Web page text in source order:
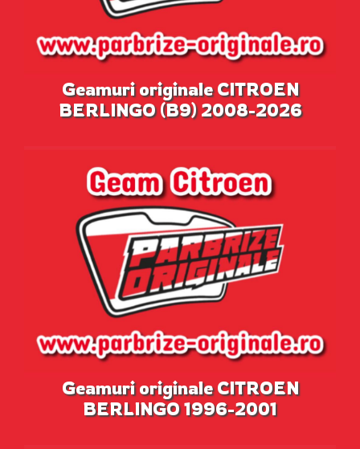
Geamuri originale CITROEN
BERLINGO (B9) 2008-2026
Geamuri originale CITROEN
BERLINGO 1996-2001